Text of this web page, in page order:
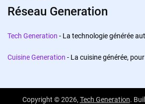
Réseau Generation
Tech Generation - La technologie générée
Cuisine Generation - La cuisine générée,
Copyright © 2026, Tech Generation.